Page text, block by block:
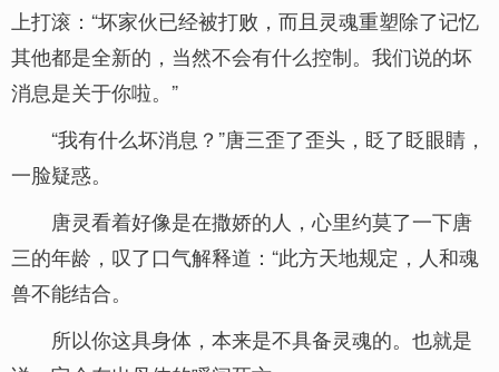
上打滚：“坏家伙已经被打败，而且灵魂重塑除了记忆
其他都是全新的，当然不会有什么控制。我们说的坏
消息是关于你啦。”
“我有什么坏消息？”唐三歪了歪头，眨了眨眼睛，
一脸疑惑。
唐灵看着好像是在撒娇的人，心里约莫了一下唐
三的年龄，叹了口气解释道：“此方天地规定，人和魂
兽不能结合。
所以你这具身体，本来是不具备灵魂的。也就是